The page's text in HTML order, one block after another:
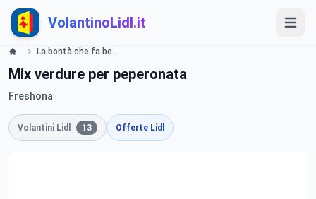
VolantinoLidl.it
La bontà che fa bene all’Italia Lidl
Mix verdure per peperonata
Freshona
Volantini Lidl 13 Offerte Lidl